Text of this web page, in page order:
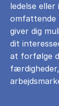
ledelse
omfattende
giver dig
dit
at forfølge